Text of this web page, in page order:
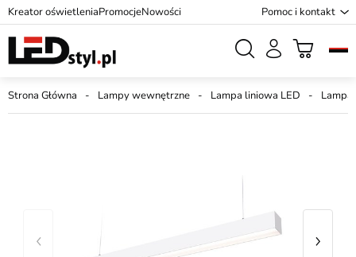
Kreator oświetleniaPromocjeNowości Pomoc i kontakt
Strona Główna Lampy wewnętrzne Lampa liniowa LED